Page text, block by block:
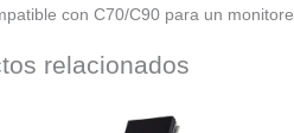
con C70/C90 para un
relacionados